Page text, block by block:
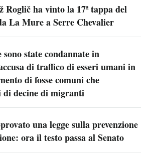
Roglič ha vinto la 17ª tappa del
La Mure a Serre Chevalier
state condannate in
di traffico di esseri umani in
di fosse comuni che
di decine di migranti
una legge sulla prevenzione
ora il testo passa al Senato